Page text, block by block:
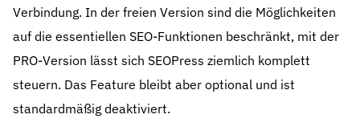
Verbindung. In der freien Version sind die Möglichkeiten
auf die essentiellen SEO-Funktionen beschränkt, mit der
PRO-Version lässt sich SEOPress ziemlich komplett
steuern. Das Feature bleibt aber optional und ist
standardmäßig deaktiviert.